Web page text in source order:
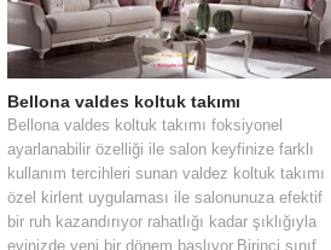
Bellona valdes koltuk takımı
Bellona valdes koltuk takımı foksiyonel
ayarlanabilir özelliği ile salon keyfinize farklı
kullanım tercihleri sunan valdez koltuk takımı
özel kirlent uygulaması ile salonunuza efektif
bir ruh kazandırıyor rahatlığı kadar şıklığıyla
evinizde yeni bir dönem başlıyor.Birinci sınıf